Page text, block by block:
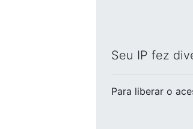
Seu IP fez
Para liberar o